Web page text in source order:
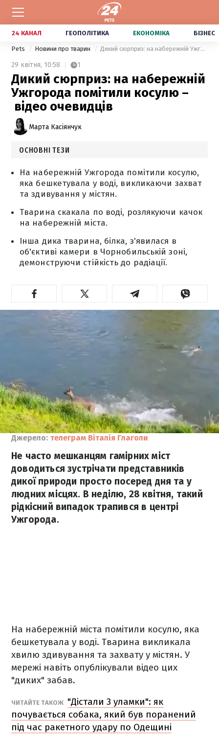
24 КАНАЛ ГЕОПОЛІТИКА ЕКОНОМІКА БІЗНЕС
Pets Новини про тварин Дикий сюрприз: на набережній Ужгорода помітили косулю – відео очевидців
29 квітня, 10:58 1
Дикий сюрприз: на набережній
Ужгорода помітили косулю –
відео очевидців
Марта Касіянчук
ОСНОВНІ ТЕЗИ
На набережній Ужгорода помітили косулю,
яка бешкетувала у воді, викликаючи захват
та здивування у містян.
Тварина скакала по воді, розлякуючи качок
на набережній міста.
Інша дика тварина, білка, з'явилася в
об'єктиві камери в Чорнобильській зоні,
демонструючи стійкість до радіації.
Джерело: телеграм Віталія Глаголи
Не часто мешканцям гамірних міст
доводиться зустрічати представників
дикої природи просто посеред дня та у
людних місцях. В неділю, 28 квітня, такий
рідкісний випадок трапився в центрі
Ужгорода.
На набережній міста помітили косулю, яка
бешкетувала у воді. Тварина викликала
хвилю здивування та захвату у містян. У
мережі навіть опублікували відео цих
"диких" забав.
ЧИТАЙТЕ ТАКОЖ "Дістали 3 уламки": як
почувається собака, який був поранений
під час ракетного удару по Одещині